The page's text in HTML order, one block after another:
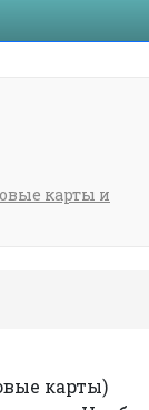
карты и
карты)